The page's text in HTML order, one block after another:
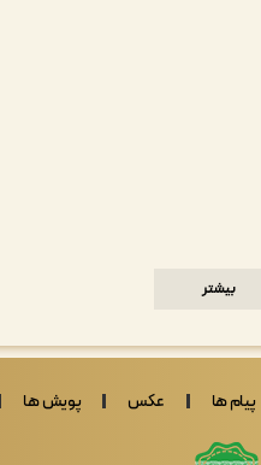
بیشتر
پیام ها عکس پویش ها